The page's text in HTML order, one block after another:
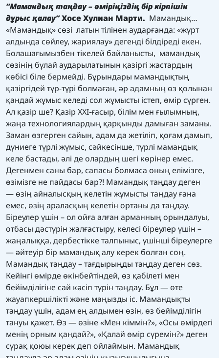
“Мамандық таңдау – өміріңіздің бір кірпішін
дұрыс қалау”Хосе Хулиан Марти. Мамандық…
«Мамандық» сөзі латын тілінен аударғанда: «жұрт
алдында сөйлеу, жариялау» дегенді білдіреді екен.
Болашағымызбен тікелей байланысты, мамандық
сөзінің бұлай аударылатынын қазіргі жастардың
көбісі біле бермейді. Бұрындары мамандықтың
қазіргідей түр-түрі болмаған, әр адамның өз қолынан
қандай жұмыс келеді сол жұмысты істеп, өмір сүрген.
Ал қазір ше? Қазір XXI-ғасыр, білім мен ғылымның,
жаңа технологиялардың қарқынды дамыған заманы.
Заман өзгерген сайын, адам да жетіліп, қоғам дамып,
дүниеге түрлі жұмыс, сәйкесінше, түрлі мамандық
келе бастады, әлі де олардың шегі көрінер емес.
Дегенмен саны бар, сапасы болмаса оның елімізге,
өзімізге не пайдасы бар?! Мамандық таңдау деген
— өзің айналысқың келетін жұмысты таңдау ғана
емес, өзің араласқың келетін ортаны да таңдау.
Біреулер үшін – ол ойға алған арманның орындалуы,
отбасы дәстүрін жалғастыру, келесі біреулер үшін –
жаңалыққа, дербестікке талпыныс, үшінші біреулерге
— әйтеуір бір мамандық алу керек болған соң.
Мамандық таңдау – тағдырыңды таңдау деген сөз.
Кейінгі өмірде өкінбейтіндей, өз қабілеті мен
бейімділігіне сай кәсіп түрін таңдау. Бұл — өте
жауапкершілікті және маңызды іс. Мамандықты
таңдау үшін, адам ең алдымен өзін, өз бейімділігін
тануы қажет. Өз — өзіне «Мен кіммін?», «Осы өмірдегі
менің орным қандай?», «Қалай өмір сүремін?» деген
сұрақ қоюы керек деп ойлаймын. Мамандық